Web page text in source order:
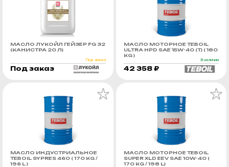
МАСЛО ЛУКОЙЛ ГЕЙЗЕР FG 32
(КАНИСТРА 20 Л)
Под заказ
Под заказ
МАСЛО МОТОРНОЕ TEBOIL
ULTRA HPD SAE 15W-40 (Т) ( 180
KG )
В наличии
42 358 ₽
МАСЛО ИНДУСТРИАЛЬНОЕ
TEBOIL SYPRES 460 ( 170 KG /
196 L )
МАСЛО МОТОРНОЕ TEBOIL
SUPER XLD EEV SAE 10W-40 (
170 KG / 198 L)